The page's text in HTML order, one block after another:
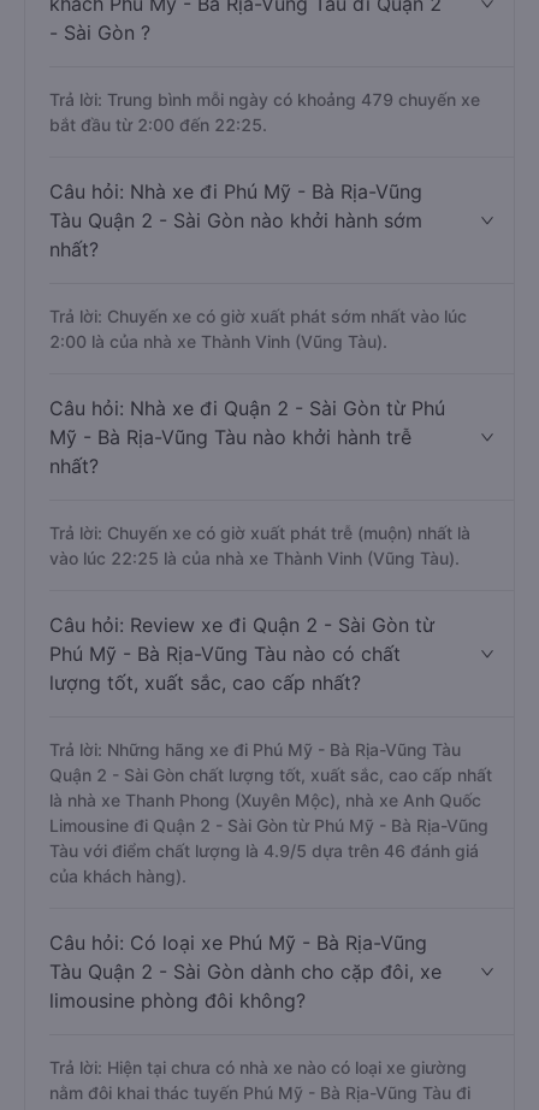
- Sài Gòn ?
Trả lời: Trung bình mỗi ngày có khoảng 479 chuyến xe
bắt đầu từ 2:00 đến 22:25.
Câu hỏi: Nhà xe đi Phú Mỹ - Bà Rịa-Vũng
Tàu Quận 2 - Sài Gòn nào khởi hành sớm
nhất?
Trả lời: Chuyến xe có giờ xuất phát sớm nhất vào lúc
2:00 là của nhà xe Thành Vinh (Vũng Tàu).
Câu hỏi: Nhà xe đi Quận 2 - Sài Gòn từ Phú
Mỹ - Bà Rịa-Vũng Tàu nào khởi hành trễ
nhất?
Trả lời: Chuyến xe có giờ xuất phát trễ (muộn) nhất là
vào lúc 22:25 là của nhà xe Thành Vinh (Vũng Tàu).
Câu hỏi: Review xe đi Quận 2 - Sài Gòn từ
Phú Mỹ - Bà Rịa-Vũng Tàu nào có chất
lượng tốt, xuất sắc, cao cấp nhất?
Trả lời: Những hãng xe đi Phú Mỹ - Bà Rịa-Vũng Tàu
Quận 2 - Sài Gòn chất lượng tốt, xuất sắc, cao cấp nhất
là nhà xe Thanh Phong (Xuyên Mộc), nhà xe Anh Quốc
Limousine đi Quận 2 - Sài Gòn từ Phú Mỹ - Bà Rịa-Vũng
Tàu với điểm chất lượng là 4.9/5 dựa trên 46 đánh giá
của khách hàng).
Câu hỏi: Có loại xe Phú Mỹ - Bà Rịa-Vũng
Tàu Quận 2 - Sài Gòn dành cho cặp đôi, xe
limousine phòng đôi không?
Trả lời: Hiện tại chưa có nhà xe nào có loại xe giường
nằm đôi khai thác tuyến Phú Mỹ - Bà Rịa-Vũng Tàu đi